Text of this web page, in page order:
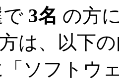
で 3名 の方
は、以下
「ソフトウ